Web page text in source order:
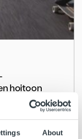
About
hoitoon